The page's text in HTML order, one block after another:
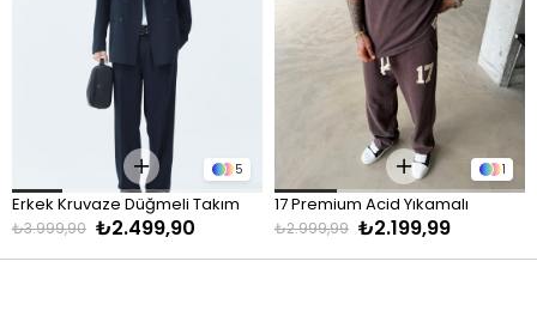
Pantolon
KİLO BEDEN
60 - 65 kg 29
66 - 71 kg 30
72 - 77 kg 31
78 - 82 kg 32
5
Erkek Kruvaze Düğmeli Takım
Elbise - Lacivert₺2.499,90
₺3.999,90
1
17 Premium Acid Yıkamalı
Eşofman Takımı - Kahve
₺2.199,99
₺2.999,99